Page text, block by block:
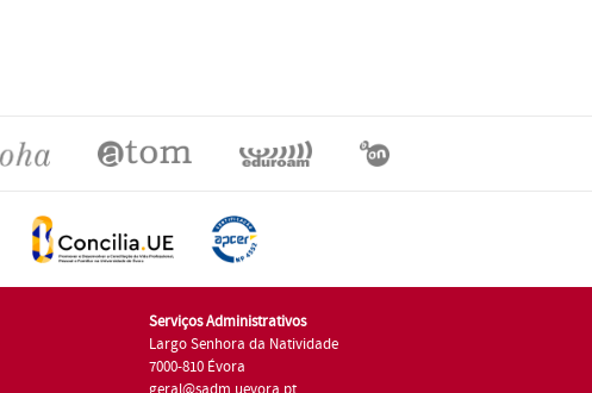
Serviços Administrativos
Largo Senhora da Natividade
7000-810 Évora